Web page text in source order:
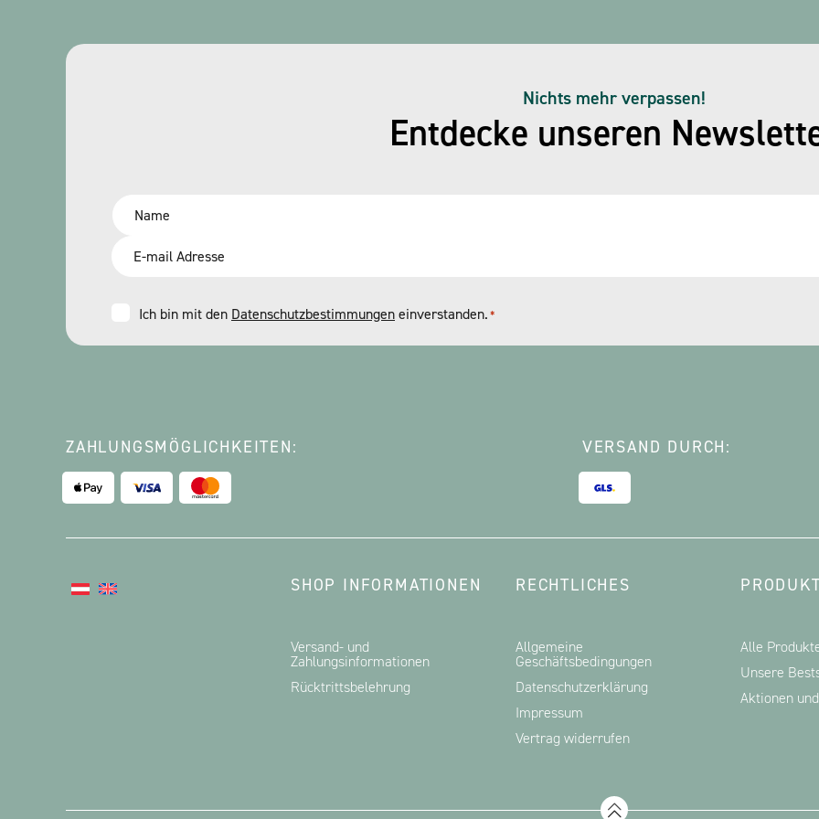
Entdecke unseren
Nichts mehr verpassen!
Name
Email
Consent
*
Ich bin mit den Datenschutzbestimmungeneinverstanden.*
ZAHLUNGSMÖGLICHKEITEN: VERSAND DURCH:
SHOP INFORMATIONEN
Versand- und
Zahlungsinformationen
Rücktrittsbelehrung
RECHTLICHES
Allgemeine
Geschäftsbedingungen
Datenschutzerklärung
Impressum
Vertrag widerrufen
Alle
Unsere
Aktionen